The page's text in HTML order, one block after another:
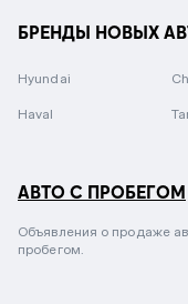
БРЕНДЫ НОВЫХ
Hyundai
Haval
АВТО С ПРОБЕГОМ
Объявления о продаже
пробегом.